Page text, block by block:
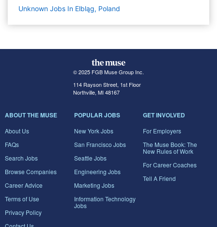
Unknown Jobs In Elbląg, Poland
© 2025 FGB Muse Group Inc.
114 Rayson Street, 1st Floor
Northville, MI 48167
ABOUT THE MUSE
About Us
FAQs
Search Jobs
Browse Companies
Career Advice
Terms of Use
Privacy Policy
POPULAR JOBS
New York Jobs
San Francisco Jobs
Seattle Jobs
Engineering Jobs
Marketing Jobs
Information Technology
Jobs
GET INVOLVED
For Employers
The Muse Book: The
New Rules of Work
For Career Coaches
Tell A Friend